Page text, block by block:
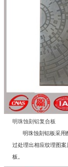
明珠蚀刻铝复合板
明珠蚀刻铝板采用酸
过处理出相应纹理图
板。